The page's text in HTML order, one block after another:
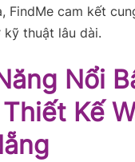
FindMe cam kết
thuật lâu dài.
Nổi
Kế